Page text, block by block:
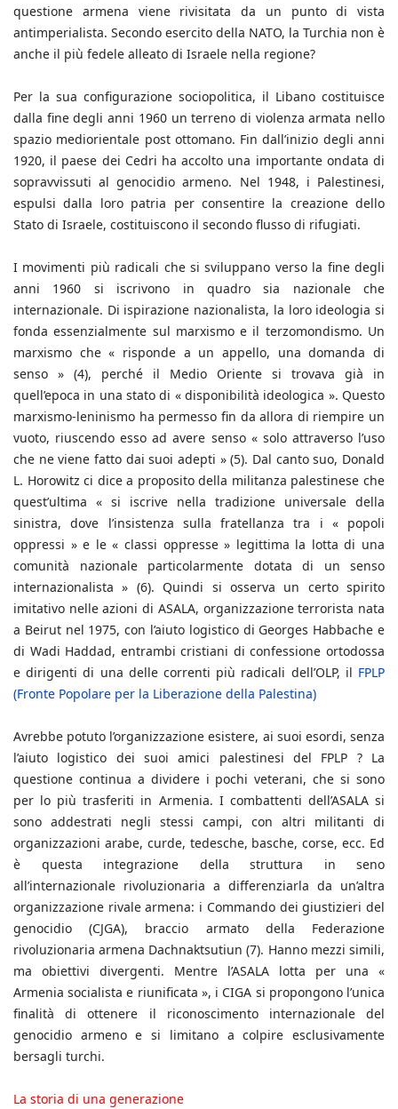
questione armena viene rivisitata da un punto di vista
antimperialista. Secondo esercito della NATO, la Turchia non è
anche il più fedele alleato di Israele nella regione?
Per la sua configurazione sociopolitica, il Libano costituisce
dalla fine degli anni 1960 un terreno di violenza armata nello
spazio mediorientale post ottomano. Fin dall’inizio degli anni
1920, il paese dei Cedri ha accolto una importante ondata di
sopravvissuti al genocidio armeno. Nel 1948, i Palestinesi,
espulsi dalla loro patria per consentire la creazione dello
Stato di Israele, costituiscono il secondo flusso di rifugiati.
I movimenti più radicali che si sviluppano verso la fine degli
anni 1960 si iscrivono in quadro sia nazionale che
internazionale. Di ispirazione nazionalista, la loro ideologia si
fonda essenzialmente sul marxismo e il terzomondismo. Un
marxismo che « risponde a un appello, una domanda di
senso » (4), perché il Medio Oriente si trovava già in
quell’epoca in una stato di « disponibilità ideologica ». Questo
marxismo-leninismo ha permesso fin da allora di riempire un
vuoto, riuscendo esso ad avere senso « solo attraverso l’uso
che ne viene fatto dai suoi adepti » (5). Dal canto suo, Donald
L. Horowitz ci dice a proposito della militanza palestinese che
quest’ultima « si iscrive nella tradizione universale della
sinistra, dove l’insistenza sulla fratellanza tra i « popoli
oppressi » e le « classi oppresse » legittima la lotta di una
comunità nazionale particolarmente dotata di un senso
internazionalista » (6). Quindi si osserva un certo spirito
imitativo nelle azioni di ASALA, organizzazione terrorista nata
a Beirut nel 1975, con l’aiuto logistico di Georges Habbache e
di Wadi Haddad, entrambi cristiani di confessione ortodossa
e dirigenti di una delle correnti più radicali dell’OLP, il FPLP
(Fronte Popolare per la Liberazione della Palestina)
Avrebbe potuto l’organizzazione esistere, ai suoi esordi, senza
l’aiuto logistico dei suoi amici palestinesi del FPLP ? La
questione continua a dividere i pochi veterani, che si sono
per lo più trasferiti in Armenia. I combattenti dell’ASALA si
sono addestrati negli stessi campi, con altri militanti di
organizzazioni arabe, curde, tedesche, basche, corse, ecc. Ed
è questa integrazione della struttura in seno
all’internazionale rivoluzionaria a differenziarla da un’altra
organizzazione rivale armena: i Commando dei giustizieri del
genocidio (CJGA), braccio armato della Federazione
rivoluzionaria armena Dachnaktsutiun (7). Hanno mezzi simili,
ma obiettivi divergenti. Mentre l’ASALA lotta per una «
Armenia socialista e riunificata », i CIGA si propongono l’unica
finalità di ottenere il riconoscimento internazionale del
genocidio armeno e si limitano a colpire esclusivamente
bersagli turchi.
La storia di una generazione